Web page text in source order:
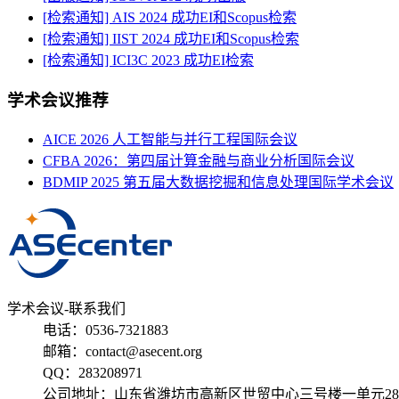
[检索通知] AIS 2024 成功EI和Scopus检索
[检索通知] IIST 2024 成功EI和Scopus检索
[检索通知] ICI3C 2023 成功EI检索
学术会议推荐
AICE 2026 人工智能与并行工程国际会议
CFBA 2026：第四届计算金融与商业分析国际会议
BDMIP 2025 第五届大数据挖掘和信息处理国际学术会议
学术会议-联系我们
电话：0536-7321883
邮箱：contact@asecent.org
QQ：283208971
公司地址：山东省潍坊市高新区世贸中心三号楼一单元